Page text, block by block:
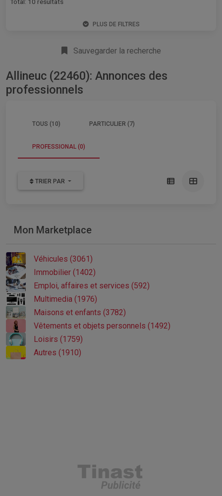
PLUS DE FILTRES
Sauvegarder la recherche
Allineuc (22460): Annonces des
professionnels
TOUS (10) PARTICULIER (7)
PROFESSIONAL (0)
TRIER PAR
Mon Marketplace
Véhicules (3061)
Immobilier (1402)
Emploi, affaires et services (592)
Multimedia (1976)
Maisons et enfants (3782)
Vêtements et objets personnels (1492)
Loisirs (1759)
Autres (1910)